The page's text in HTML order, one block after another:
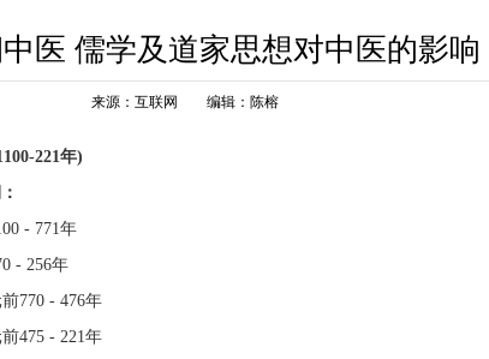
医 儒学及道家思想对中医的影响
来源：互联网 编辑：陈榕
221年)
- 771年
- 256年
770 - 476年
475 - 221年